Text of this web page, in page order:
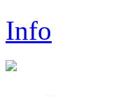
Info